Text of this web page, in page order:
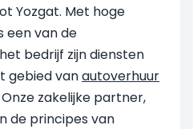
Yozgat. Met hoge
een van de
bedrijf zijn diensten
gebied vanautoverhuur
zakelijke partner,
de principes van